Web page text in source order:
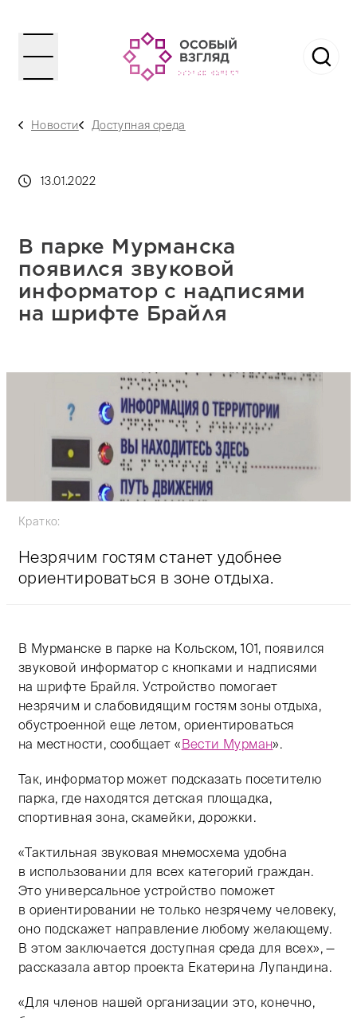
Новости Доступная среда
13.01.2022
В парке Мурманска
появился звуковой
информатор с надписями
на шрифте Брайля
Кратко:
Незрячим гостям станет удобнее
ориентироваться в зоне отдыха.
В Мурманске в парке на Кольском, 101, появился
звуковой информатор с кнопками и надписями
на шрифте Брайля. Устройство помогает
незрячим и слабовидящим гостям зоны отдыха,
обустроенной еще летом, ориентироваться
на местности, сообщает «Вести Мурман».
Так, информатор может подсказать посетителю
парка, где находятся детская площадка,
спортивная зона, скамейки, дорожки.
«Тактильная звуковая мнемосхема удобна
в использовании для всех категорий граждан.
Это универсальное устройство поможет
в ориентировании не только незрячему человеку,
оно подскажет направление любому желающему.
В этом заключается доступная среда для всех», —
рассказала автор проекта Екатерина Лупандина.
«Для членов нашей организации это, конечно,